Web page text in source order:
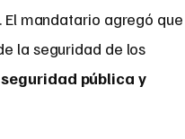
El mandatario agregó que
la seguridad de los
pública y